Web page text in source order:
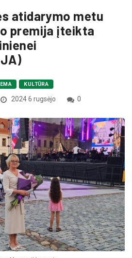
atidarymo metu
premija įteikta
KULTŪRA
2024 6 rugsėjo 0